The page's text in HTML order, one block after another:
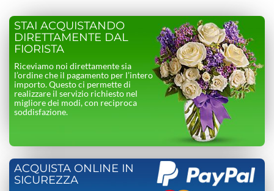
STAI ACQUISTANDO
DIRETTAMENTE DAL
FIORISTA
Riceviamo noi direttamente sia
l’ordine che il pagamento per l’intero
importo. Questo ci permette di
realizzare il servizio richiesto nel
migliore dei modi, con reciproca
soddisfazione.
ACQUISTA ONLINE IN
SICUREZZA